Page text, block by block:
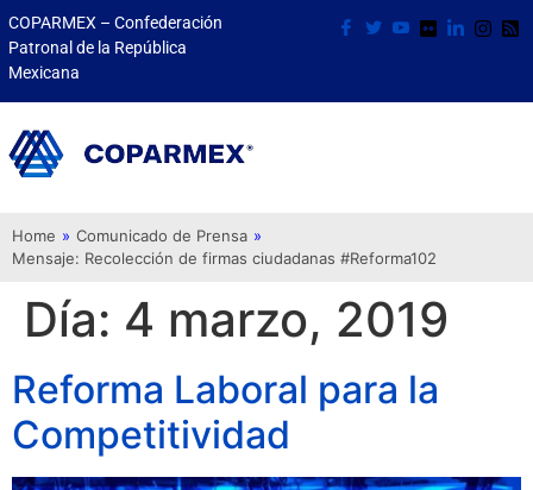
COPARMEX – Confederación
Patronal de la República
Mexicana
Home » Comunicado de Prensa »
Mensaje: Recolección de firmas ciudadanas #Reforma102
Día: 4 marzo, 2019
Reforma Laboral para la
Competitividad